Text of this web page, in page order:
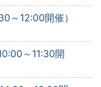
～12:00開催）
～11:30開